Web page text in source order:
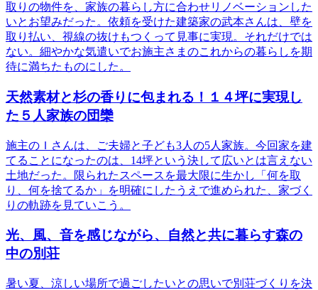
取りの物件を、家族の暮らし方に合わせリノベーションした
いとお望みだった。依頼を受けた建築家の武本さんは、壁を
取り払い、視線の抜けもつくって見事に実現。それだけでは
ない。細やかな気遣いでお施主さまのこれからの暮らしを期
待に満ちたものにした。
天然素材と杉の香りに包まれる！１４坪に実現し
た５人家族の団欒
施主のＩさんは、ご夫婦と子ども3人の5人家族。今回家を建
てることになったのは、14坪という決して広いとは言えない
土地だった。限られたスペースを最大限に生かし「何を取
り、何を捨てるか」を明確にしたうえで進められた、家づく
りの軌跡を見ていこう。
光、風、音を感じながら、自然と共に暮らす森の
中の別荘
暑い夏、涼しい場所で過ごしたいとの思いで別荘づくりを決